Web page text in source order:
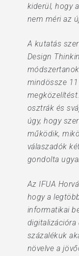
kiderül, hogy
nem méri az
A kutatás
Design
mindössze
osztrák és
úgy, hogy
működik,
válaszadók
gondolta
Az IFUA
hogy a
informatikai
digitalizációra
százalékuk
növelve a